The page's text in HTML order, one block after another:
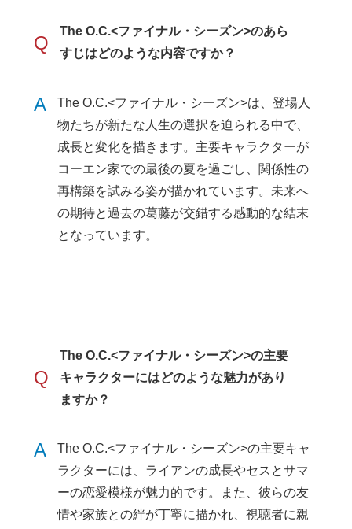
Q
The O.C.<ファイナル・シーズン>のあら
すじはどのような内容ですか？
A
The O.C.<ファイナル・シーズン>は、登場人
物たちが新たな人生の選択を迫られる中で、
成長と変化を描きます。主要キャラクターが
コーエン家での最後の夏を過ごし、関係性の
再構築を試みる姿が描かれています。未来へ
の期待と過去の葛藤が交錯する感動的な結末
となっています。
Q
The O.C.<ファイナル・シーズン>の主要
キャラクターにはどのような魅力があり
ますか？
A
The O.C.<ファイナル・シーズン>の主要キャ
ラクターには、ライアンの成長やセスとサマ
ーの恋愛模様が魅力的です。また、彼らの友
情や家族との絆が丁寧に描かれ、視聴者に親